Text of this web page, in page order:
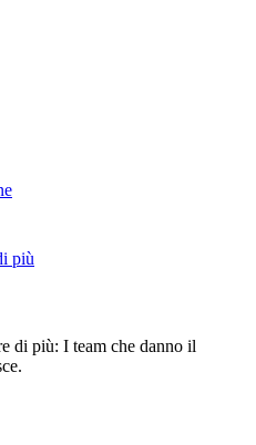
più
di più: I team che danno il